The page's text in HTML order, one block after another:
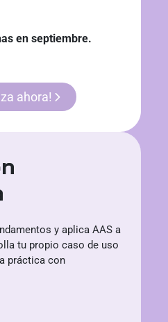
en septiembre.
ahora!
y aplica AAS a
tu propio caso de uso
práctica con